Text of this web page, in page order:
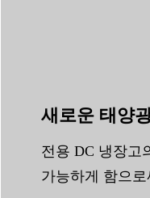
새로운 태양
전용 DC 냉장고
가능하게 함으